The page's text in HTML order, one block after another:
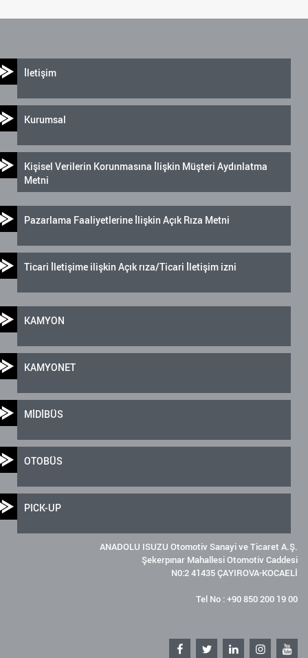
İletişim
Kurumsal
Kişisel Verilerin Korunmasına İlişkin Müşteri Aydınlatma
Metni
Pazarlama Faaliyetlerine İlişkin Açık Rıza Metni
Ticari İletişime ilişkin Açık rıza/Ticari İletişim izni
KAMYON
KAMYONET
MİDİBÜS
OTOBÜS
PICK-UP
ANADOLU ISUZU Otomotiv Sanayi ve Ticaret A.Ş.
Şekerpınar Mahallesi Otomotiv Caddesi
N0:2 41435 ÇAYIROVA-KOCAELİ
Tel No : +90 850 200 19 00